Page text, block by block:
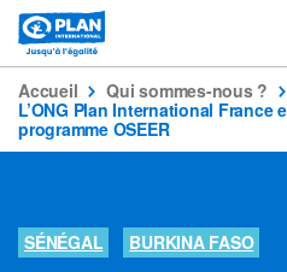
Accueil Qui sommes-nous ?
L’ONG Plan International
programme OSEER
SÉNÉGAL
BURKINA FASO